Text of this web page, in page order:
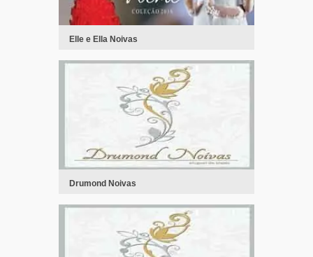
Elle e Ella Noivas
Drumond Noivas